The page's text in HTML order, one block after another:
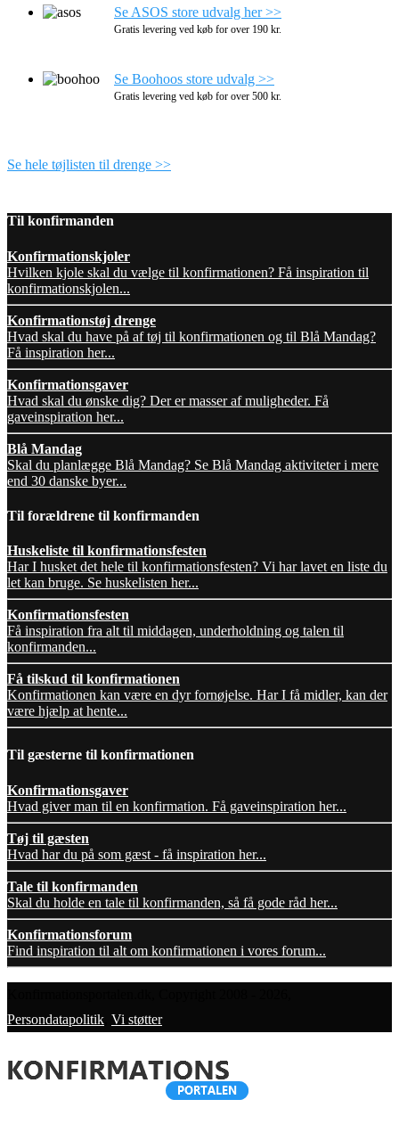
Se ASOS store udvalg her >>
Gratis levering ved køb for over 190 kr.
Se Boohoos store udvalg >>
Gratis levering ved køb for over 500 kr.
Se hele tøjlisten til drenge >>
Til konfirmanden
Konfirmationskjoler
Hvilken kjole skal du vælge til konfirmationen? Få inspiration til
konfirmationskjolen...
Konfirmationstøj drenge
Hvad skal du have på af tøj til konfirmationen og til Blå Mandag?
Få inspiration her...
Konfirmationsgaver
Hvad skal du ønske dig? Der er masser af muligheder. Få
gaveinspiration her...
Blå Mandag
Skal du planlægge Blå Mandag? Se Blå Mandag aktiviteter i mere
end 30 danske byer...
Til forældrene til konfirmanden
Huskeliste til konfirmationsfesten
Har I husket det hele til konfirmationsfesten? Vi har lavet en liste du
let kan bruge. Se huskelisten her...
Konfirmationsfesten
Få inspiration fra alt til middagen, underholdning og talen til
konfirmanden...
Få tilskud til konfirmationen
Konfirmationen kan være en dyr fornøjelse. Har I få midler, kan der
være hjælp at hente...
Til gæsterne til konfirmationen
Konfirmationsgaver
Hvad giver man til en konfirmation. Få gaveinspiration her...
Tøj til gæsten
Hvad har du på som gæst - få inspiration her...
Tale til konfirmanden
Skal du holde en tale til konfirmanden, så få gode råd her...
Konfirmationsforum
Find inspiration til alt om konfirmationen i vores forum...
Persondatapolitik Vi støtter